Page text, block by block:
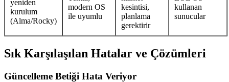
yeniden
kurulum
(Alma/Rocky)
modern OS
ile uyumlu
kesintisi,
planlama
gerektirir
kullanan
sunucular
Sık Karşılaşılan Hatalar ve Çözümleri
Güncelleme Betiği Hata Veriyor